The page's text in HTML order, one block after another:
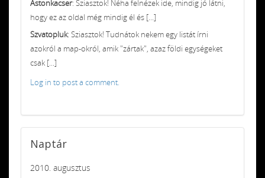
Astonkacser: Sziasztok! Néha felnézek ide, mindig jó látni,
hogy ez az oldal még mindig él és [...]
Szvatopluk: Sziasztok! Tudnátok nekem egy listát írni
azokról a map-okról, amik "zártak", azaz földi egységeket
csak [...]
Log in to post a comment.
Naptár
2010. augusztus